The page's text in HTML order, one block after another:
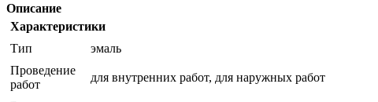
Описание
Характеристики
Тип
эмаль
Проведение
работ
для внутренних работ, для наружных работ